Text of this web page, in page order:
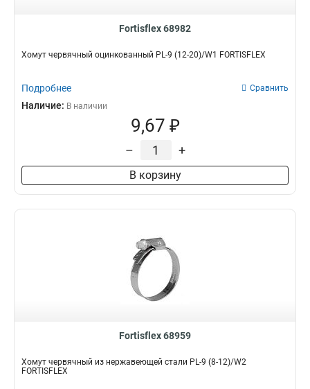
Fortisflex 68982
Хомут червячный оцинкованный PL-9 (12-20)/W1 FORTISFLEX
Подробнее Сравнить
Наличие: В наличии
9,67 ₽
– +
В корзину
Fortisflex 68959
Хомут червячный из нержавеющей стали PL-9 (8-12)/W2
FORTISFLEX